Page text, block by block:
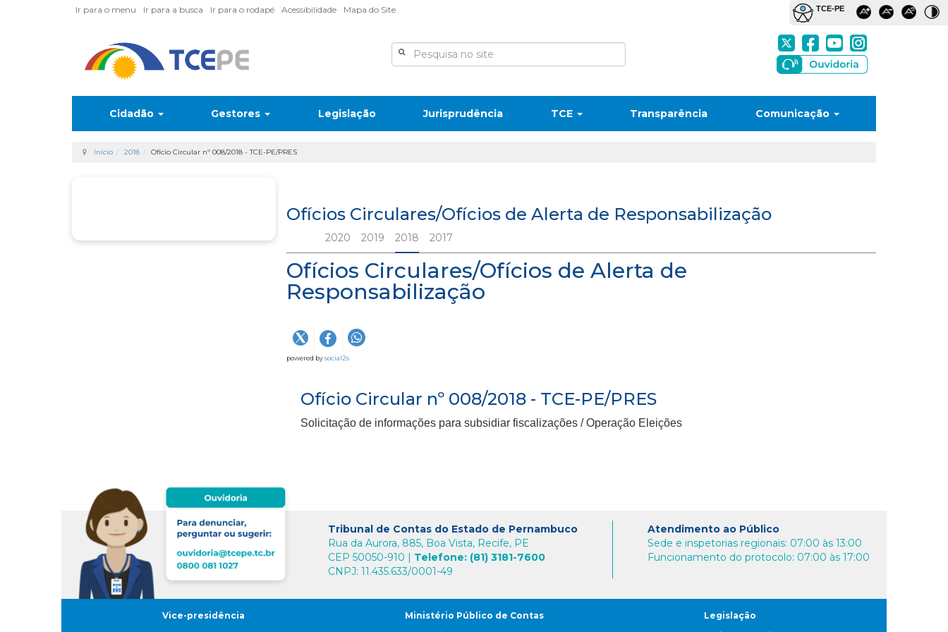
Ir para o menu Ir para a busca Ir para o rodapé Acessibilidade Mapa do Site
Cidadão Gestores Legislação Jurisprudência TCE Transparência Comunicação
Início 2018 Ofício Circular nº 008/2018 - TCE-PE/PRES
Ofícios Circulares/Ofícios de Alerta de Responsabilização
2020 2019 2018 2017
Ofícios Circulares/Ofícios de Alerta de
Responsabilização
powered bysocial2s
Ofício Circular nº 008/2018 - TCE-PE/PRES
Solicitação de informações para subsidiar fiscalizações / Operação Eleições
Tribunal de Contas do Estado de Pernambuco
Rua da Aurora, 885, Boa Vista, Recife, PE
CEP 50050-910 | Telefone: (81) 3181-7600
CNPJ: 11.435.633/0001-49
Atendimento ao Público
Sede e inspetorias regionais: 07:00 às 13:00
Funcionamento do protocolo: 07:00 às 17:00
Vice-presidência
Ministério Público de Contas
Legislação